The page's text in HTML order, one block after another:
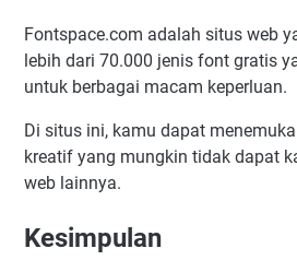
Fontspace.com adalah situs web
lebih dari 70.000 jenis font gratis
untuk berbagai macam keperluan.
Di situs ini, kamu dapat
kreatif yang mungkin tidak dapat
web lainnya.
Kesimpulan